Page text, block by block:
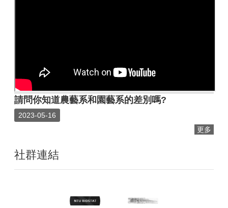
請問你知道農藝系和園藝系的差別嗎?
2023-05-16
更多
社群連結